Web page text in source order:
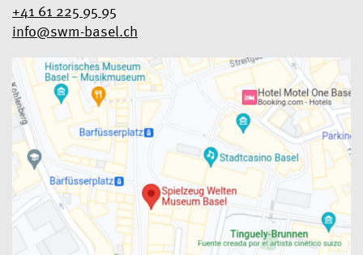
+41 61 225 95 95
info@swm-basel.ch